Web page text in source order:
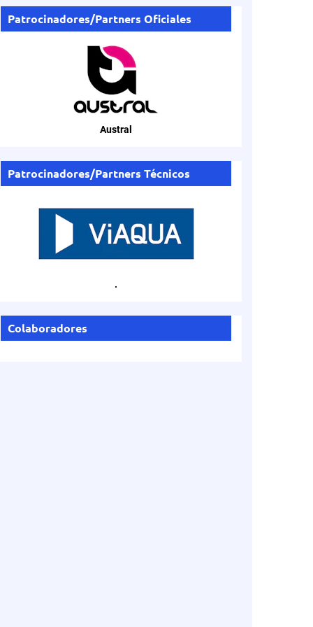
Patrocinadores/Partners Oficiales
Austral
Patrocinadores/Partners Técnicos
.
Colaboradores